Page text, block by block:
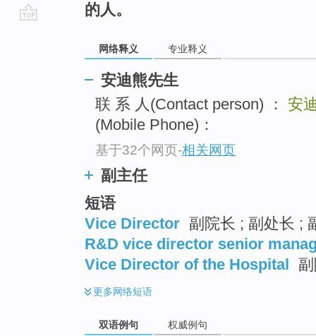
的人。
网络释义 专业释义
安迪熊先生
联 系 人(Contact person) ： 安
(Mobile Phone)：
基于32个网页-相关网页
副主任
短语
Vice Director 副院长 ; 副处长 ;
R&D vice director senior
Vice Director of the Hospital
更多网络短语
双语例句 权威例句